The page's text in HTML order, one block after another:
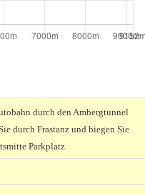
durch den Ambergtunnel
durch Frastanz und biegen Sie
Parkplatz